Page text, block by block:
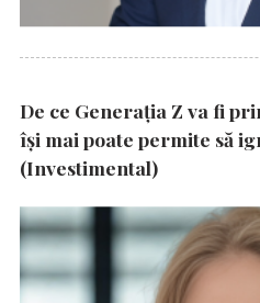
De ce Generația Z va fi
își mai poate permite să
(Investimental)